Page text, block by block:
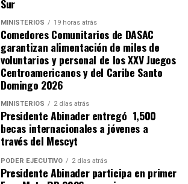
Sur
MINISTERIOS 19 horas atrás
Comedores Comunitarios de DASAC
garantizan alimentación de miles de
voluntarios y personal de los XXV Juegos
Centroamericanos y del Caribe Santo
Domingo 2026
MINISTERIOS 2 días atrás
Presidente Abinader entregó 1,500
becas internacionales a jóvenes a
través del Mescyt
PODER EJECUTIVO 2 días atrás
Presidente Abinader participa en primer